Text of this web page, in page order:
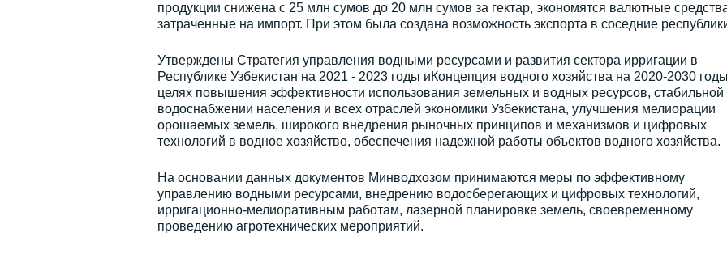
продукции снижена с 25 млн сумов до 20 млн сумов за гектар, экономятся валютные
затраченные на импорт. При этом была создана возможность экспорта в соседние
Утверждены Стратегия управления водными ресурсами и развития сектора ирригации в
Республике Узбекистан на 2021 - 2023 годы иКонцепция водного хозяйства на 2020-2030
целях повышения эффективности использования земельных и водных ресурсов, стабильной
водоснабжении населения и всех отраслей экономики Узбекистана, улучшения мелиорации
орошаемых земель, широкого внедрения рыночных принципов и механизмов и цифровых
технологий в водное хозяйство, обеспечения надежной работы объектов водного хозяйства.
На основании данных документов Минводхозом принимаются меры по эффективному
управлению водными ресурсами, внедрению водосберегающих и цифровых технологий,
ирригационно-мелиоративным работам, лазерной планировке земель, своевременному
проведению агротехнических мероприятий.